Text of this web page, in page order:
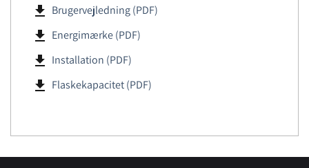
file_download Brugervejledning (PDF)
file_download Energimærke (PDF)
file_download Installation (PDF)
file_download Flaskekapacitet (PDF)